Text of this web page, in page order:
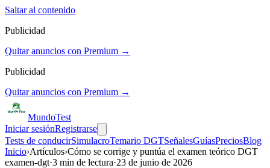
Saltar al contenido
Publicidad
Quitar anuncios con Premium →
Publicidad
Quitar anuncios con Premium →
MundoTest
Iniciar sesiónRegistrarse
Tests de conducirSimulacroTemario DGTSeñalesGuíasPreciosBlog
Inicio›Artículos›Cómo se corrige y puntúa el examen teórico DGT
examen-dgt·3 min de lectura·23 de junio de 2026